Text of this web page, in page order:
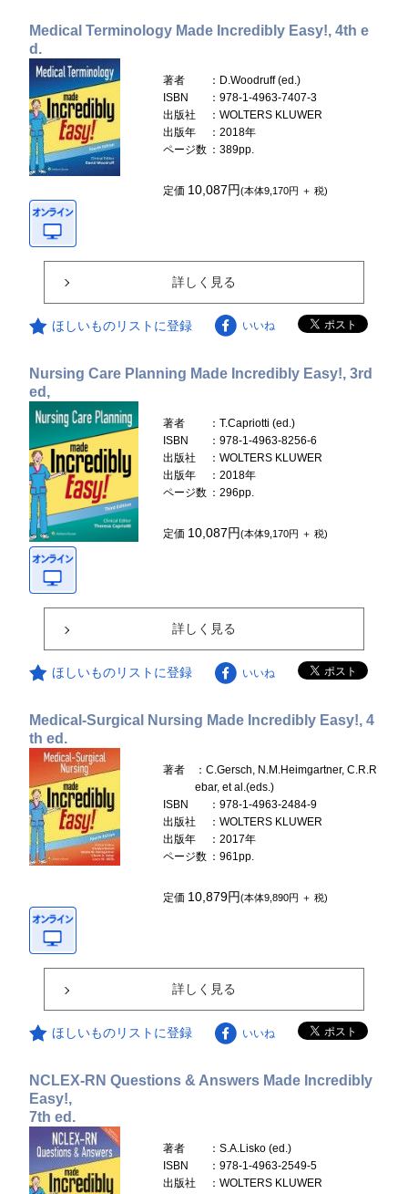
Medical Terminology Made Incredibly Easy!, 4th e
d.
著者
：D.Woodruff (ed.)
ISBN
：978-1-4963-7407-3
出版社
：WOLTERS KLUWER
出版年
：2018年
ページ数 ：389pp.
定価 10,087円(本体9,170円 ＋ 税)
詳しく見る
ほしいものリストに登録 いいね
Nursing Care Planning Made Incredibly Easy!, 3rd
ed,
著者
：T.Capriotti (ed.)
ISBN
：978-1-4963-8256-6
出版社
：WOLTERS KLUWER
出版年
：2018年
ページ数 ：296pp.
定価 10,087円(本体9,170円 ＋ 税)
詳しく見る
ほしいものリストに登録 いいね
Medical-Surgical Nursing Made Incredibly Easy!, 4
th ed.
著者
：C.Gersch, N.M.Heimgartner, C.R.R
ebar, et al.(eds.)
ISBN
：978-1-4963-2484-9
出版社
：WOLTERS KLUWER
出版年
：2017年
ページ数 ：961pp.
定価 10,879円(本体9,890円 ＋ 税)
詳しく見る
ほしいものリストに登録 いいね
NCLEX-RN Questions & Answers Made Incredibly
Easy!,
7th ed.
著者
：S.A.Lisko (ed.)
ISBN
：978-1-4963-2549-5
出版社
：WOLTERS KLUWER